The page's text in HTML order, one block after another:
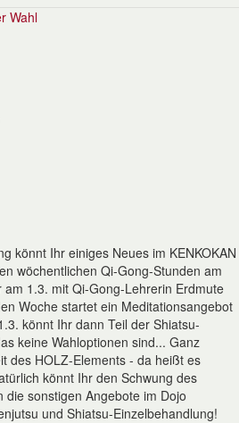
könnt Ihr einiges Neues im KENKOKAN
wöchentlichen Qi-Gong-Stunden am
1.3. mit Qi-Gong-Lehrerin Erdmute
Woche startet ein Meditationsangebot
könnt Ihr dann Teil der Shiatsu-
keine Wahloptionen sind... Ganz
des HOLZ-Elements - da heißt es
könnt Ihr den Schwung des
sonstigen Angebote im Dojo
und Shiatsu-Einzelbehandlung!